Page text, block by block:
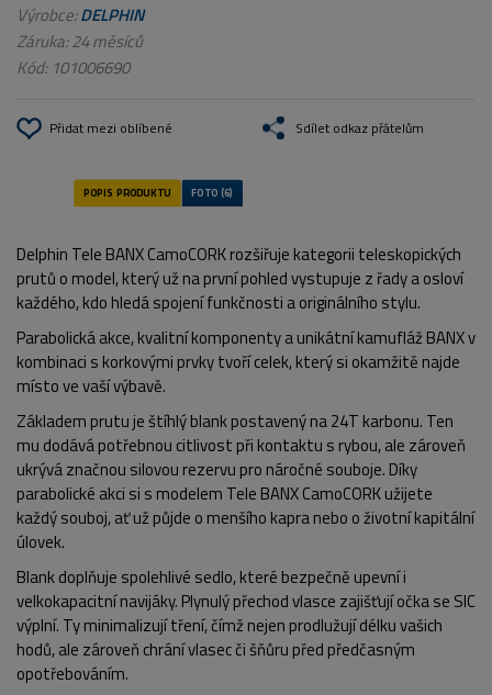
Výrobce:DELPHIN
Záruka: 24 měsíců
Kód: 101006690
Přidat mezi oblíbené Sdílet odkaz přátelům
POPIS PRODUKTU
Delphin Tele BANX CamoCORK rozšiřuje kategorii teleskopických
prutů o model, který už na první pohled vystupuje z řady a osloví
každého, kdo hledá spojení funkčnosti a originálního stylu.
Parabolická akce, kvalitní komponenty a unikátní kamufláž BANX v
kombinaci s korkovými prvky tvoří celek, který si okamžitě najde
místo ve vaší výbavě.
Základem prutu je štíhlý blank postavený na 24T karbonu. Ten
mu dodává potřebnou citlivost při kontaktu s rybou, ale zároveň
ukrývá značnou silovou rezervu pro náročné souboje. Díky
parabolické akci si s modelem Tele BANX CamoCORK užijete
každý souboj, ať už půjde o menšího kapra nebo o životní kapitální
úlovek.
Blank doplňuje spolehlivé sedlo, které bezpečně upevní i
velkokapacitní navijáky. Plynulý přechod vlasce zajišťují očka se SIC
výplní. Ty minimalizují tření, čímž nejen prodlužují délku vašich
hodů, ale zároveň chrání vlasec či šňůru před předčasným
opotřebováním.